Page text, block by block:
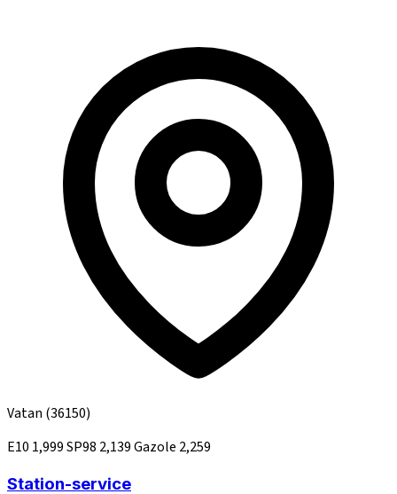
Vatan (36150)
E10 1,999SP98 2,139Gazole 2,259
Station-service